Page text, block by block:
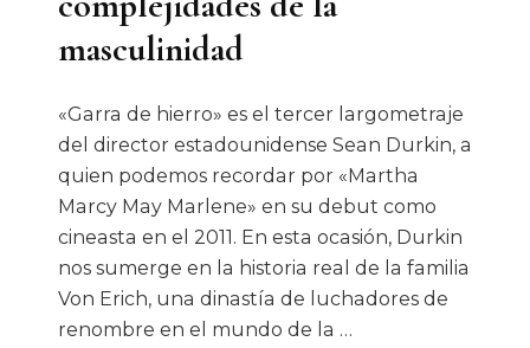
Sol»
masculinidad
«Garra de hierro» es el tercer largometraje
del director estadounidense Sean Durkin, a
quien podemos recordar por «Martha
Marcy May Marlene» en su debut como
cineasta en el 2011. En esta ocasión, Durkin
nos sumerge en la historia real de la familia
Von Erich, una dinastía de luchadores de
renombre en el mundo de la …